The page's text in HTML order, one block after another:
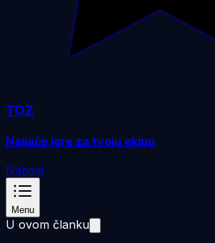
TOZ
Najjače igre za tvoju ekipu
Nabavi
Menu
U ovom članku